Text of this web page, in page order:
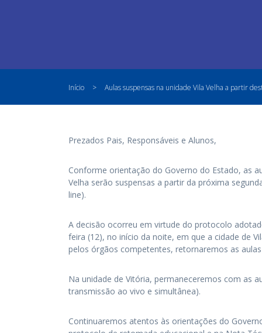
Início > Aulas suspensas na unidade Vila Velha a partir
Prezados Pais, Responsáveis e Alunos,
Conforme orientação do Governo do Estado, as
Velha serão suspensas a partir da próxima
line).
A decisão ocorreu em virtude do protocolo
feira (12), no início da noite, em que a cidade de
pelos órgãos competentes, retornaremos as aulas
Na unidade de Vitória, permaneceremos com as
transmissão ao vivo e simultânea).
Continuaremos atentos às orientações do